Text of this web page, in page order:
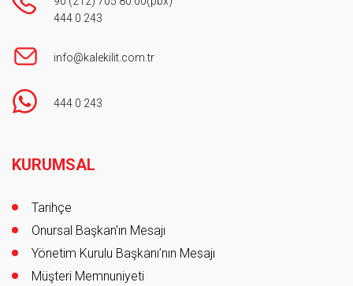
444 0 243
info@kalekilit.com.tr
444 0 243
KURUMSAL
Tarihçe
Onursal Başkan'ın Mesajı
Yönetim Kurulu Başkanı’nın Mesajı
Müşteri Memnuniyeti